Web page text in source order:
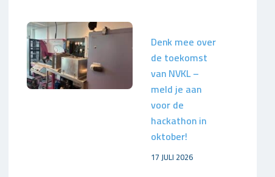
Denk mee over
de toekomst
van NVKL –
meld je aan
voor de
hackathon in
oktober!
17 JULI 2026